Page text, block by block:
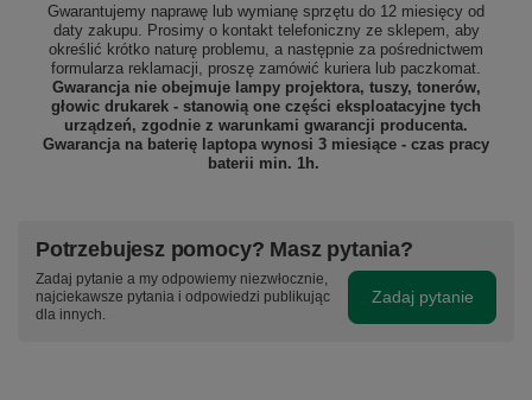
Gwarantujemy naprawę lub wymianę sprzętu do 12 miesięcy od
daty zakupu. Prosimy o kontakt telefoniczny ze sklepem, aby
określić krótko naturę problemu, a następnie za pośrednictwem
formularza reklamacji, proszę zamówić kuriera lub paczkomat.
Gwarancja nie obejmuje lampy projektora, tuszy, tonerów,
głowic drukarek - stanowią one części eksploatacyjne tych
urządzeń, zgodnie z warunkami gwarancji producenta.
Gwarancja na baterię laptopa wynosi 3 miesiące - czas pracy
baterii min. 1h.
Potrzebujesz pomocy? Masz pytania?
Zadaj pytanie a my odpowiemy niezwłocznie,
najciekawsze pytania i odpowiedzi publikując
dla innych.
Zadaj pytanie